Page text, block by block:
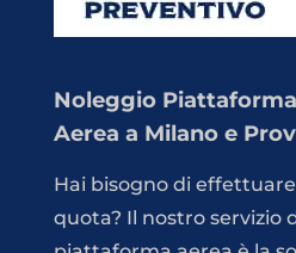
Noleggio Piattaforma
Aerea a Milano e
Hai bisogno di
quota? Il nostro servizio